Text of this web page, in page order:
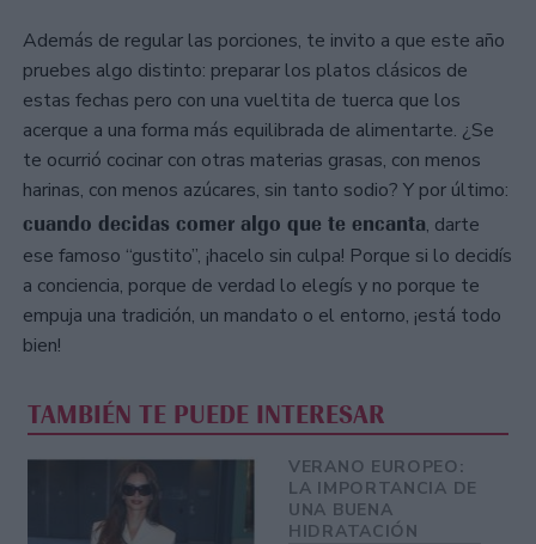
Además de regular las porciones, te invito a que este año
pruebes algo distinto: preparar los platos clásicos de
estas fechas pero con una vueltita de tuerca que los
acerque a una forma más equilibrada de alimentarte. ¿Se
te ocurrió cocinar con otras materias grasas, con menos
harinas, con menos azúcares, sin tanto sodio? Y por último:
cuando decidas comer algo que te encanta, darte
ese famoso “gustito”, ¡hacelo sin culpa! Porque si lo decidís
a conciencia, porque de verdad lo elegís y no porque te
empuja una tradición, un mandato o el entorno, ¡está todo
bien!
TAMBIÉN TE PUEDE INTERESAR
VERANO EUROPEO:
LA IMPORTANCIA DE
UNA BUENA
HIDRATACIÓN